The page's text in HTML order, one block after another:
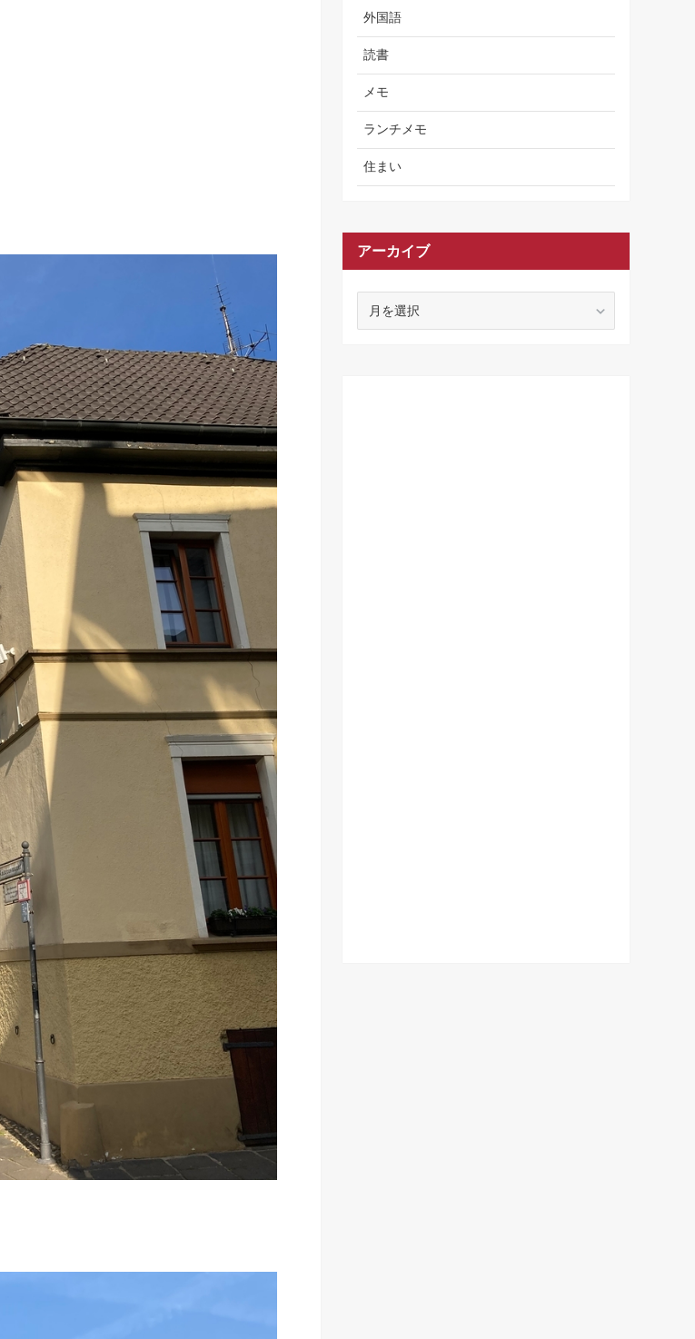
外国語
読書
メモ
ランチメモ
住まい
アーカイブ